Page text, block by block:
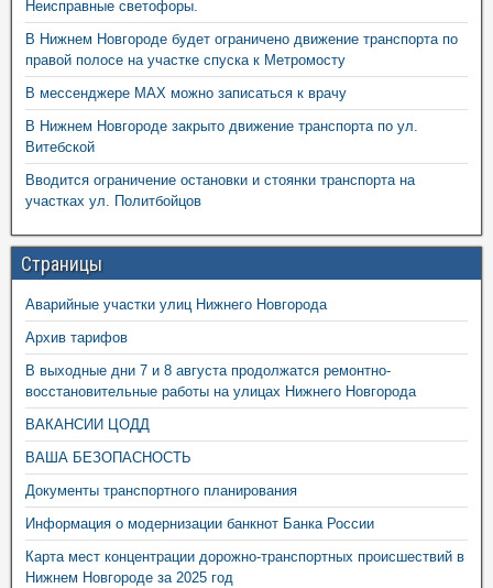
Неисправные светофоры.
В Нижнем Новгороде будет ограничено движение транспорта по
правой полосе на участке спуска к Метромосту
В мессенджере MAX можно записаться к врачу
В Нижнем Новгороде закрыто движение транспорта по ул.
Витебской
Вводится ограничение остановки и стоянки транспорта на
участках ул. Политбойцов
Страницы
Аварийные участки улиц Нижнего Новгорода
Архив тарифов
В выходные дни 7 и 8 августа продолжатся ремонтно-
восстановительные работы на улицах Нижнего Новгорода
ВАКАНСИИ ЦОДД
ВАША БЕЗОПАСНОСТЬ
Документы транспортного планирования
Информация о модернизации банкнот Банка России
Карта мест концентрации дорожно-транспортных происшествий в
Нижнем Новгороде за 2025 год